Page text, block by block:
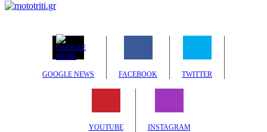
GOOGLE NEWS FACEBOOK TWITTER
YOUTUBE INSTAGRAM